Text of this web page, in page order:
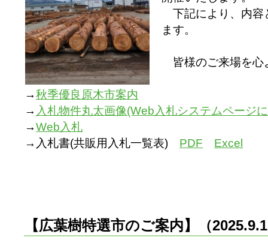
下記により、内容
ます。
皆様のご来場を心
→秋季優良原木市案内
→ 入札物件丸太画像(Web入札システムページ
→Web入札
→入札書(共販用入札一覧表) PDF Excel
【広葉樹特選市のご案内】 （